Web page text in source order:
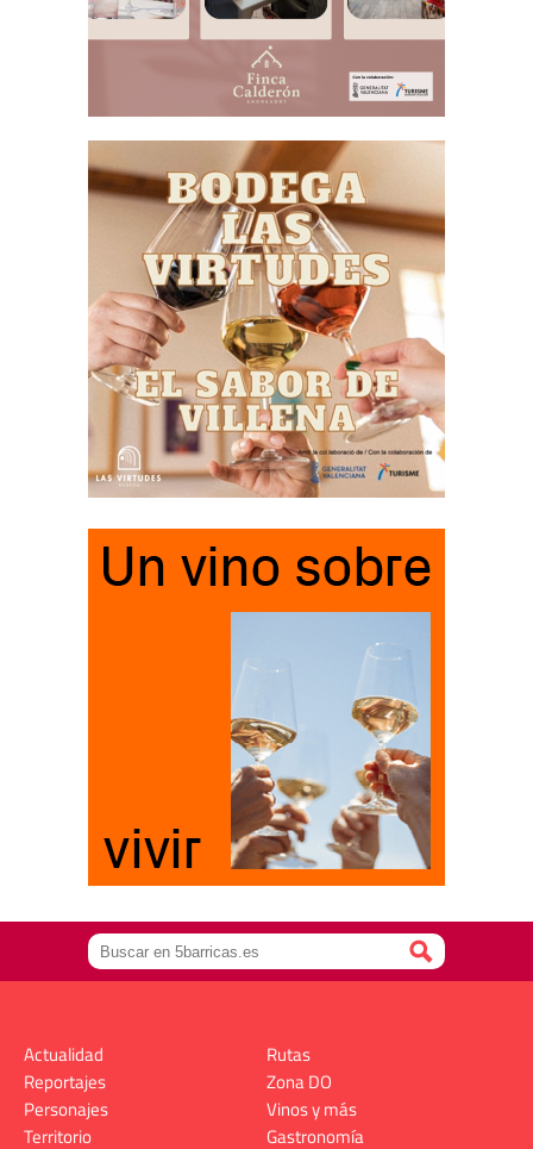
Actualidad
Reportajes
Personajes
Territorio
Rutas
Zona DO
Vinos y más
Gastronomía